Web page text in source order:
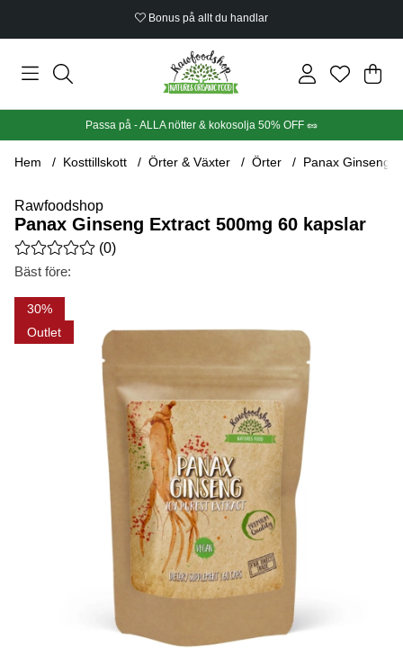
Bonus på allt du handlar
Din
.
Passa på - ALLA nötter & kokosolja 50% OFF 🥜
Hem Kosttillskott Örter & Växter Örter Panax Ginseng
Rawfoodshop
Panax Ginseng Extract 500mg 60 kapslar
Medelbetyg 0 av 5 Antal betyg 0
(0)
Bäst före:
30
Outlet
Produktbilder Panax Ginseng Extract 500mg 60 kapslar